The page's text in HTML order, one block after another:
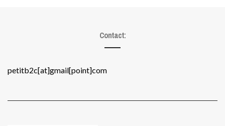
Contact:
petitb2c[at]gmail[point]com